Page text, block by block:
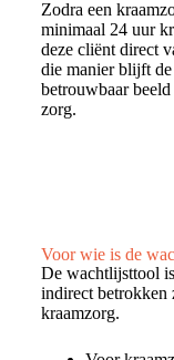
Zodra een
minimaal 24 uur
deze cliënt direct
die manier blijft de
betrouwbaar
zorg.
Voor wie is de
De wachtlijsttool
indirect betrokken
kraamzorg.